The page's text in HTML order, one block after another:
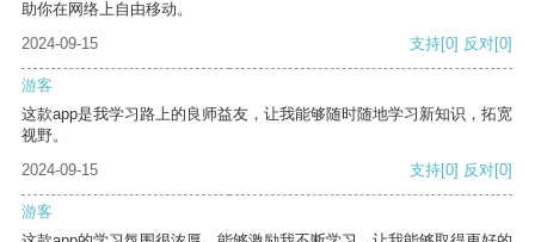
助你在网络上自由移动。
2024-09-15
支持[0] 反对[0]
游客
这款app是我学习路上的良师益友，让我能够随时随地学习新知识，拓宽
视野。
2024-09-15
支持[0] 反对[0]
游客